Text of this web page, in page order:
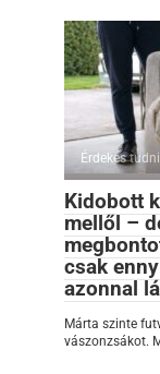
Érdekes tudni
Kidobott
mellől –
csak
azonnal
Márta szinte
vászonzsákot.